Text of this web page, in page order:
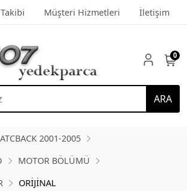
Müşteri Hizmetleri İletişim
ARA
0
2001-2005
MOTOR BÖLÜMÜ
ORİJİNAL